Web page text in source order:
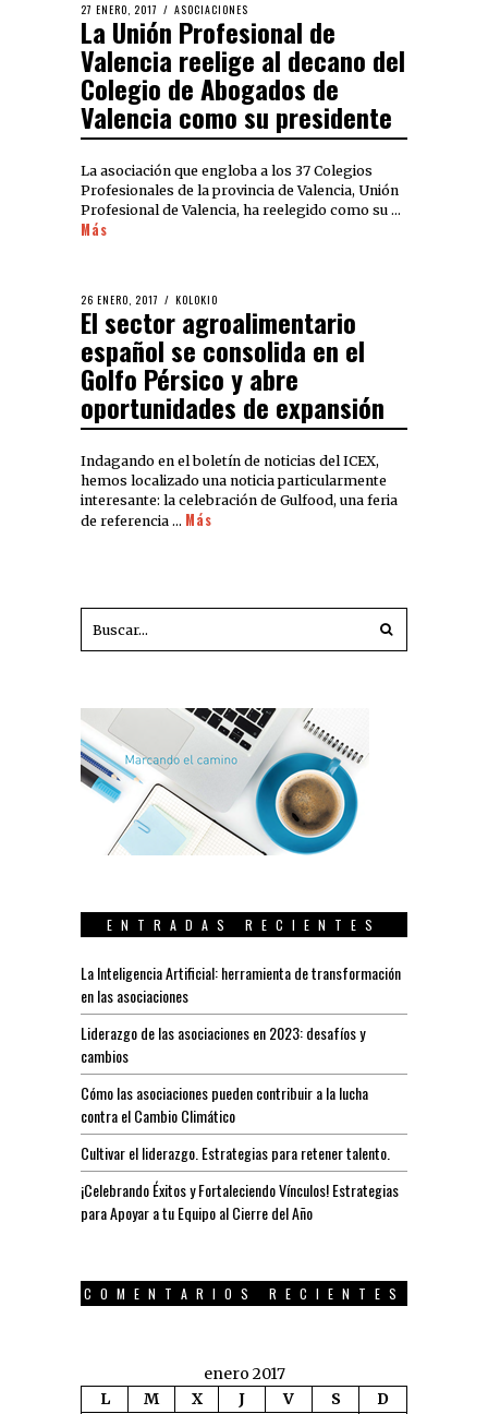
27 ENERO, 2017 ASOCIACIONES
La Unión Profesional de
Valencia reelige al decano del
Colegio de Abogados de
Valencia como su presidente
La asociación que engloba a los 37 Colegios
Profesionales de la provincia de Valencia, Unión
Profesional de Valencia, ha reelegido como su …
Más
26 ENERO, 2017 KOLOKIO
El sector agroalimentario
español se consolida en el
Golfo Pérsico y abre
oportunidades de expansión
Indagando en el boletín de noticias del ICEX,
hemos localizado una noticia particularmente
interesante: la celebración de Gulfood, una feria
de referencia … Más
ENTRADAS RECIENTES
La Inteligencia Artificial: herramienta de transformación
en las asociaciones
Liderazgo de las asociaciones en 2023: desafíos y
cambios
Cómo las asociaciones pueden contribuir a la lucha
contra el Cambio Climático
Cultivar el liderazgo. Estrategias para retener talento.
¡Celebrando Éxitos y Fortaleciendo Vínculos! Estrategias
para Apoyar a tu Equipo al Cierre del Año
COMENTARIOS RECIENTES
enero 2017
L
M X J V S D